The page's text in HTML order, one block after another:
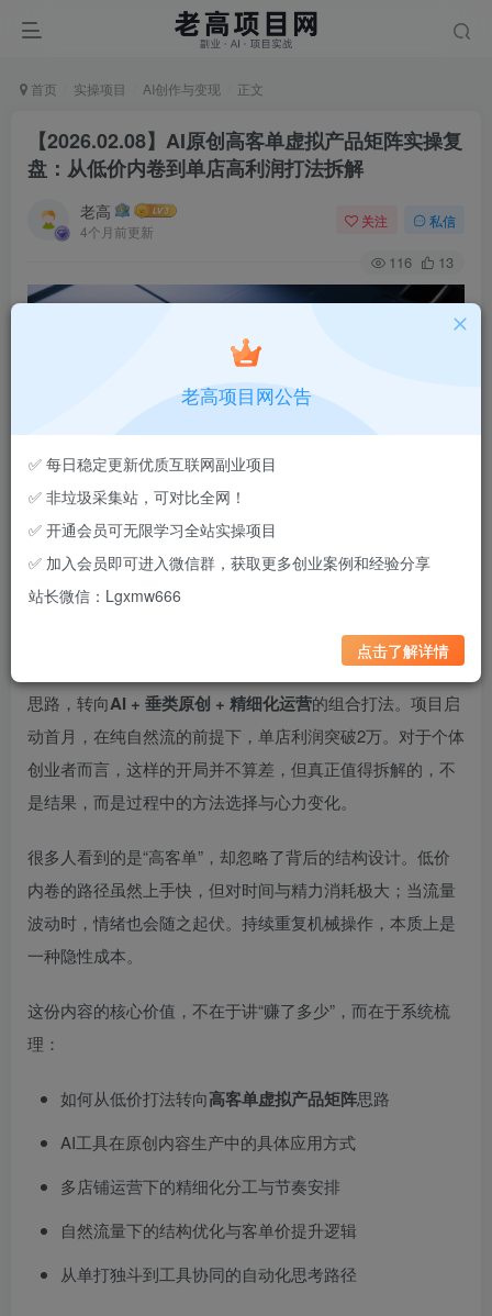
首页 实操项目 AI创作与变现 正文
【2026.02.08】AI原创高客单虚拟产品矩阵实操复
盘：从低价内卷到单店高利润打法拆解
老高
4个月前更新
关注 私信
116 13
深夜23:58，办公室依旧灯火通明。键盘声此起彼伏，讨论声
压得很低，但每个人都在为各自的项目推演下一步路径。
从2025年中旬开始布局小红书虚拟赛道，放弃低价资源包的
思路，转向AI + 垂类原创 + 精细化运营的组合打法。项目启
动首月，在纯自然流的前提下，单店利润突破2万。对于个体
创业者而言，这样的开局并不算差，但真正值得拆解的，不
是结果，而是过程中的方法选择与心力变化。
很多人看到的是“高客单”，却忽略了背后的结构设计。低价
内卷的路径虽然上手快，但对时间与精力消耗极大；当流量
波动时，情绪也会随之起伏。持续重复机械操作，本质上是
一种隐性成本。
这份内容的核心价值，不在于讲“赚了多少”，而在于系统梳
理：
如何从低价打法转向高客单虚拟产品矩阵思路
AI工具在原创内容生产中的具体应用方式
多店铺运营下的精细化分工与节奏安排
自然流量下的结构优化与客单价提升逻辑
从单打独斗到工具协同的自动化思考路径
老高项目网公告
✅ 每日稳定更新优质互联网副业项目
✅ 非垃圾采集站，可对比全网！
✅ 开通会员可无限学习全站实操项目
✅ 加入会员即可进入微信群，获取更多创业案例和经验分享
站长微信：Lgxmw666
点击了解详情